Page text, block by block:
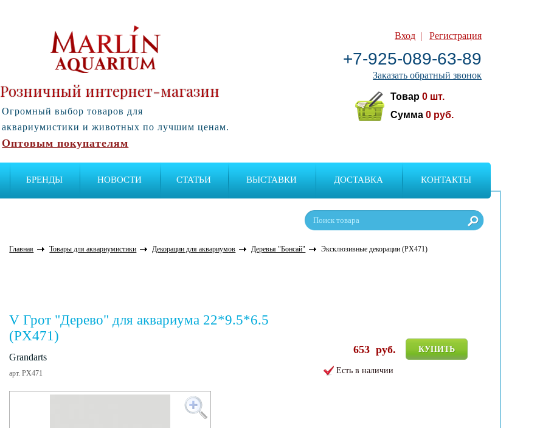
Вход |Регистрация
+7-925-089-63-89
Заказать обратный звонок
Товар0 шт.
Сумма0 руб.
Розничный интернет-магазин
Огромный выбор товаров для
аквариумистики и животных по лучшим ценам.
Оптовым покупателям
БРЕНДЫ НОВОСТИ СТАТЬИ ВЫСТАВКИ ДОСТАВКА КОНТАКТЫ
Главная Товары для аквариумистики Декорации для аквариумов Деревья "Бонсай" Эксклюзивные декорации (PX471)
V Грот "Дерево" для аквариума 22*9.5*6.5
(PX471)
Grandarts
арт. PX471
КУПИТЬ
653 руб.
Есть в наличии